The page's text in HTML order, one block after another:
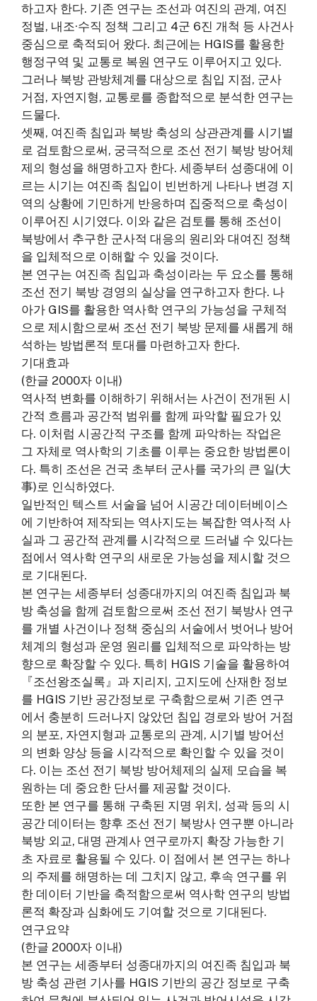
하고자 한다. 기존 연구는 조선과 여진의 관계, 여진
정벌, 내조·수직 정책 그리고 4군 6진 개척 등 사건사
중심으로 축적되어 왔다. 최근에는 HGIS를 활용한
행정구역 및 교통로 복원 연구도 이루어지고 있다.
그러나 북방 관방체계를 대상으로 침입 지점, 군사
거점, 자연지형, 교통로를 종합적으로 분석한 연구는
드물다.
셋째, 여진족 침입과 북방 축성의 상관관계를 시기별
로 검토함으로써, 궁극적으로 조선 전기 북방 방어체
제의 형성을 해명하고자 한다. 세종부터 성종대에 이
르는 시기는 여진족 침입이 빈번하게 나타나 변경 지
역의 상황에 기민하게 반응하며 집중적으로 축성이
이루어진 시기였다. 이와 같은 검토를 통해 조선이
북방에서 추구한 군사적 대응의 원리와 대여진 정책
을 입체적으로 이해할 수 있을 것이다.
본 연구는 여진족 침입과 축성이라는 두 요소를 통해
조선 전기 북방 경영의 실상을 연구하고자 한다. 나
아가 GIS를 활용한 역사학 연구의 가능성을 구체적
으로 제시함으로써 조선 전기 북방 문제를 새롭게 해
석하는 방법론적 토대를 마련하고자 한다.
기대효과
(한글 2000자 이내)
역사적 변화를 이해하기 위해서는 사건이 전개된 시
간적 흐름과 공간적 범위를 함께 파악할 필요가 있
다. 이처럼 시공간적 구조를 함께 파악하는 작업은
그 자체로 역사학의 기초를 이루는 중요한 방법론이
다. 특히 조선은 건국 초부터 군사를 국가의 큰 일(大
事)로 인식하였다.
일반적인 텍스트 서술을 넘어 시공간 데이터베이스
에 기반하여 제작되는 역사지도는 복잡한 역사적 사
실과 그 공간적 관계를 시각적으로 드러낼 수 있다는
점에서 역사학 연구의 새로운 가능성을 제시할 것으
로 기대된다.
본 연구는 세종부터 성종대까지의 여진족 침입과 북
방 축성을 함께 검토함으로써 조선 전기 북방사 연구
를 개별 사건이나 정책 중심의 서술에서 벗어나 방어
체계의 형성과 운영 원리를 입체적으로 파악하는 방
향으로 확장할 수 있다. 특히 HGIS 기술을 활용하여
『조선왕조실록』과 지리지, 고지도에 산재한 정보
를 HGIS 기반 공간정보로 구축함으로써 기존 연구
에서 충분히 드러나지 않았던 침입 경로와 방어 거점
의 분포, 자연지형과 교통로의 관계, 시기별 방어선
의 변화 양상 등을 시각적으로 확인할 수 있을 것이
다. 이는 조선 전기 북방 방어체제의 실제 모습을 복
원하는 데 중요한 단서를 제공할 것이다.
또한 본 연구를 통해 구축된 지명 위치, 성곽 등의 시
공간 데이터는 향후 조선 전기 북방사 연구뿐 아니라
북방 외교, 대명 관계사 연구로까지 확장 가능한 기
초 자료로 활용될 수 있다. 이 점에서 본 연구는 하나
의 주제를 해명하는 데 그치지 않고, 후속 연구를 위
한 데이터 기반을 축적함으로써 역사학 연구의 방법
론적 확장과 심화에도 기여할 것으로 기대된다.
연구요약
(한글 2000자 이내)
본 연구는 세종부터 성종대까지의 여진족 침입과 북
방 축성 관련 기사를 HGIS 기반의 공간 정보로 구축